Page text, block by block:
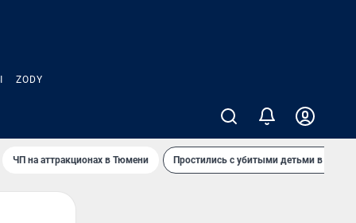
ZODY
ЧП на аттракционах в Тюмени Простились с убитыми детьми в